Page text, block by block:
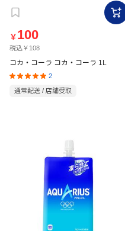
￥ 100
税込￥108
コカ・コーラ コカ・コーラ 1L
2
通常配送 / 店舗受取